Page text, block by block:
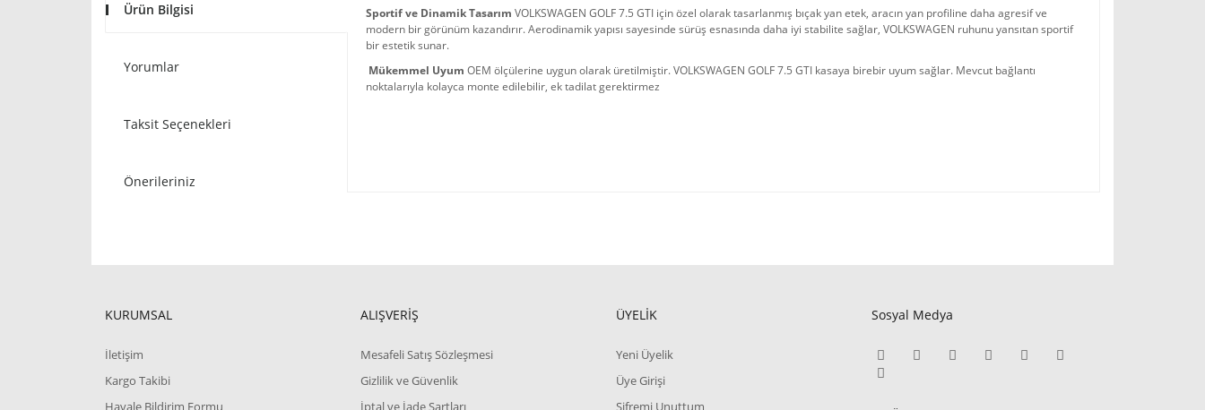
Ürün Bilgisi
Yorumlar
Taksit Seçenekleri
Önerileriniz
Sportif ve Dinamik Tasarım VOLKSWAGEN GOLF 7.5 GTI için özel olarak tasarlanmış bıçak yan etek, aracın yan profiline daha agresif ve
modern bir görünüm kazandırır. Aerodinamik yapısı sayesinde sürüş esnasında daha iyi stabilite sağlar, VOLKSWAGEN ruhunu yansıtan sportif
bir estetik sunar.
Mükemmel Uyum OEM ölçülerine uygun olarak üretilmiştir. VOLKSWAGEN GOLF 7.5 GTI kasaya birebir uyum sağlar. Mevcut bağlantı
noktalarıyla kolayca monte edilebilir, ek tadilat gerektirmez
KURUMSAL
İletişim
Kargo Takibi
Havale Bildirim Formu
ALIŞVERİŞ
Mesafeli Satış Sözleşmesi
Gizlilik ve Güvenlik
İptal ve İade Şartları
ÜYELİK
Yeni Üyelik
Üye Girişi
Şifremi Unuttum
Sosyal Medya